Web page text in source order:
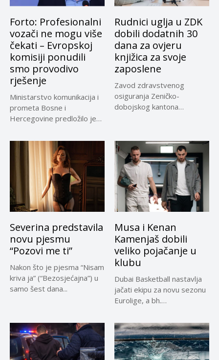
Forto: Profesionalni
vozači ne mogu više
čekati – Evropskoj
komisiji ponudili
smo provodivo
rješenje
Ministarstvo komunikacija i
prometa Bosne i
Hercegovine predložilo je
privremeno...
Rudnici uglja u ZDK
dobili dodatnih 30
dana za ovjeru
knjižica za svoje
zaposlene
Zavod zdravstvenog
osiguranja Zeničko-
dobojskog kantona
Severina predstavila
novu pjesmu
“Pozovi me ti”
Nakon što je pjesma “Nisam
kriva ja” (“Bezosjećajna”) u
samo šest dana...
Musa i Kenan
Kamenjaš dobili
veliko pojačanje u
klubu
Dubai Basketball nastavlja
jačati ekipu za novu sezonu
Eurolige, a bh.